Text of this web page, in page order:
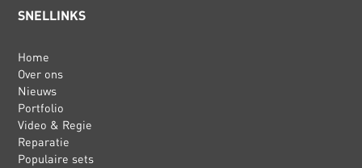
SNELLINKS
Home
Over ons
Nieuws
Portfolio
Video & Regie
Reparatie
Populaire sets